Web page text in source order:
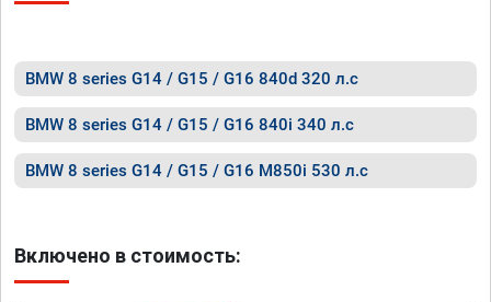
BMW 8 series G14 / G15 / G16 840d 320 л.с
BMW 8 series G14 / G15 / G16 840i 340 л.с
BMW 8 series G14 / G15 / G16 M850i 530 л.с
Включено в стоимость: